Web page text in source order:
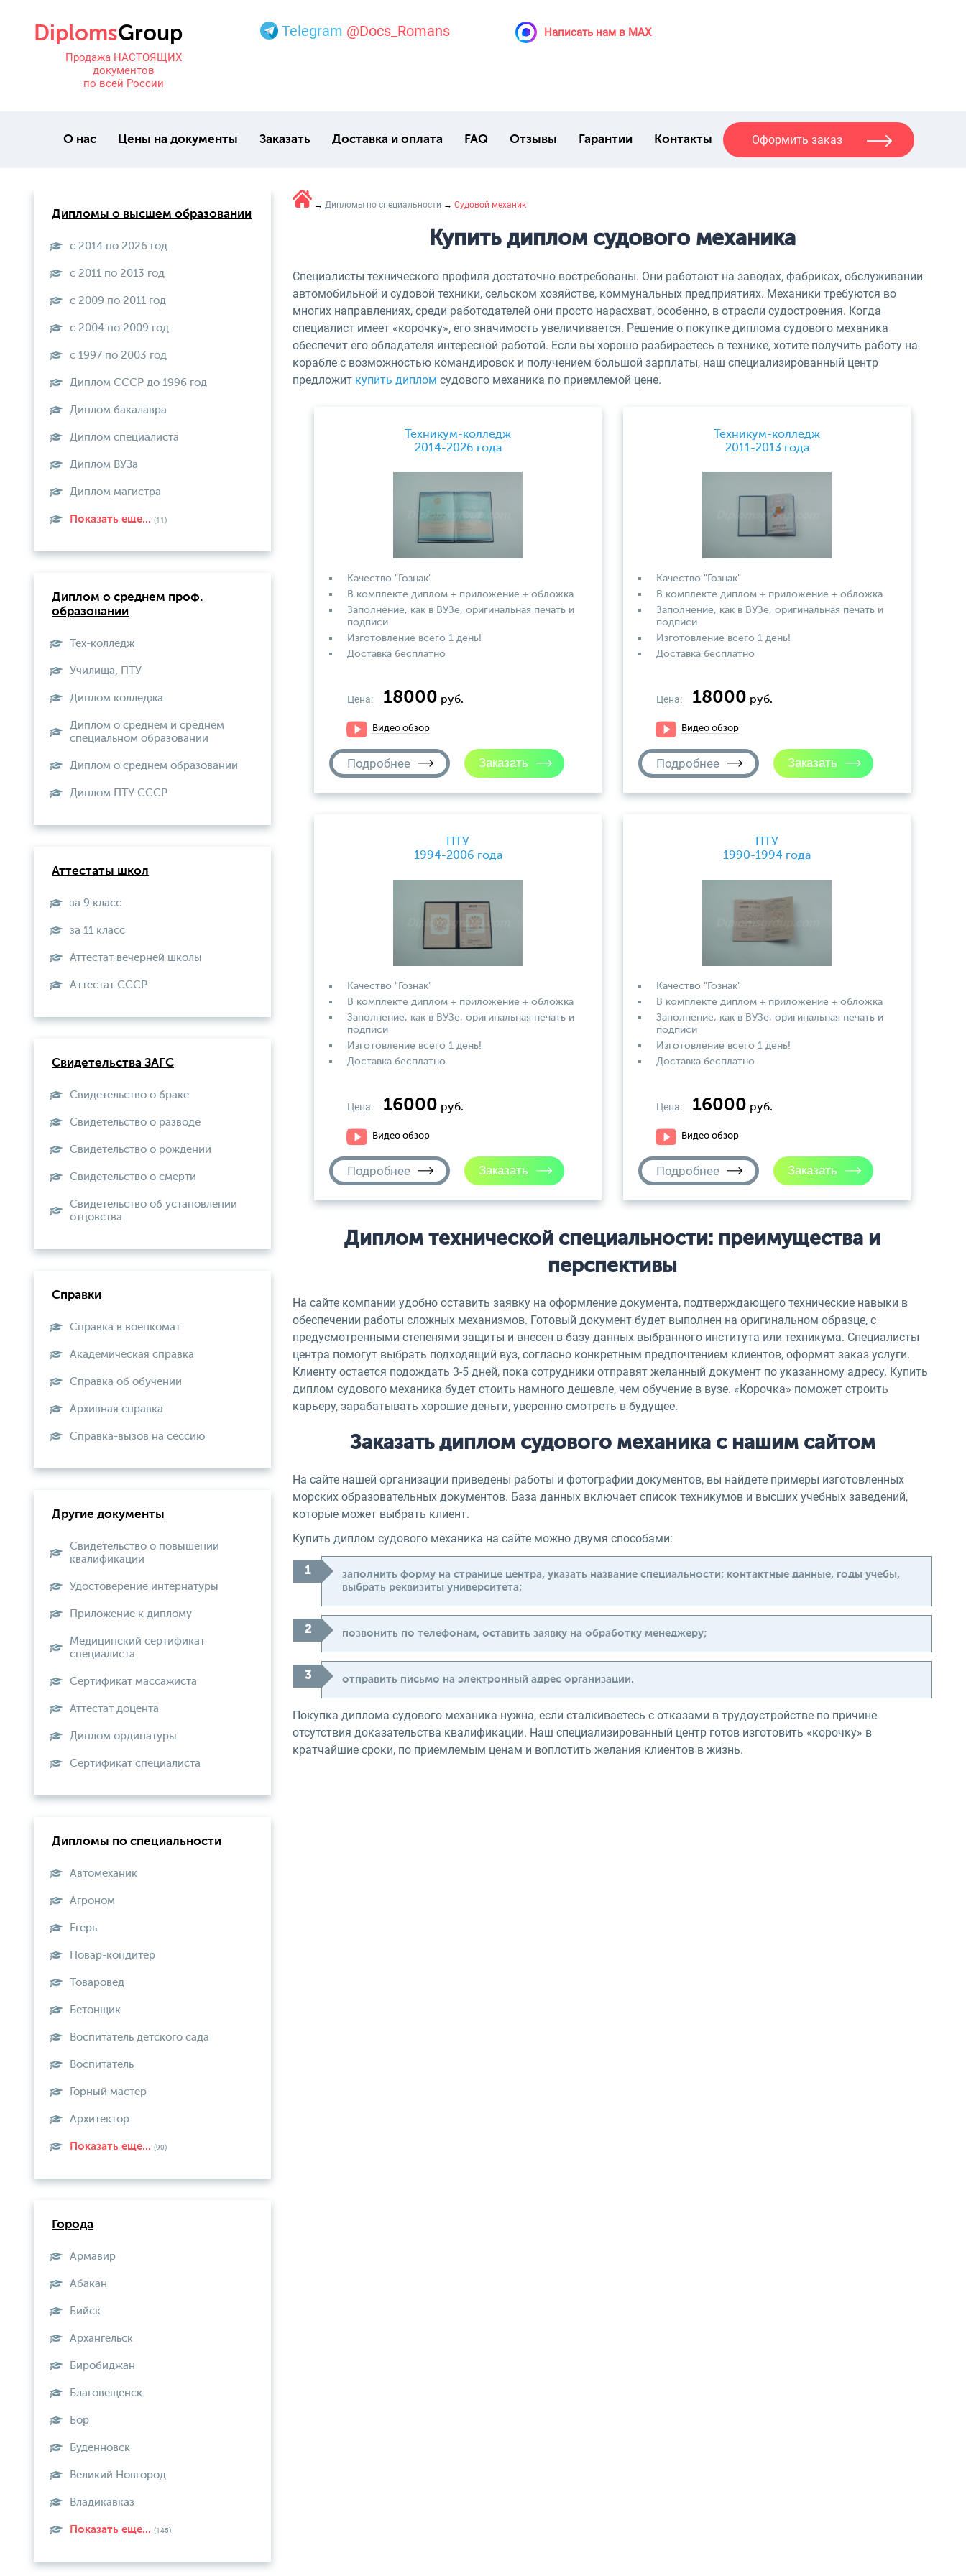
Продажа НАСТОЯЩИХ
документов
по всей России
Telegram @Docs_Romans Написать нам в MAX
О нас Цены на документы Заказать Доставка и оплата FAQ Отзывы Гарантии Контакты Оформить заказ
→ Дипломы по специальности → Судовой механик
Купить диплом судового механика
Специалисты технического профиля достаточно востребованы. Они работают на заводах, фабриках, обслуживании
автомобильной и судовой техники, сельском хозяйстве, коммунальных предприятиях. Механики требуются во
многих направлениях, среди работодателей они просто нарасхват, особенно, в отрасли судостроения. Когда
специалист имеет «корочку», его значимость увеличивается. Решение о покупке диплома судового механика
обеспечит его обладателя интересной работой. Если вы хорошо разбираетесь в технике, хотите получить работу на
корабле с возможностью командировок и получением большой зарплаты, наш специализированный центр
предложит купить диплом судового механика по приемлемой цене.
Техникум-колледж
2014-2026 года
Качество "Гознак"
В комплекте диплом + приложение + обложка
Заполнение, как в ВУЗе, оригинальная печать и
подписи
Изготовление всего 1 день!
Доставка бесплатно
Цена: 18000 руб.
Видео обзор
Подробнее
Техникум-колледж
2011-2013 года
Качество "Гознак"
В комплекте диплом + приложение + обложка
Заполнение, как в ВУЗе, оригинальная печать и
подписи
Изготовление всего 1 день!
Доставка бесплатно
Цена: 18000 руб.
Видео обзор
Подробнее
ПТУ
1994-2006 года
Качество "Гознак"
В комплекте диплом + приложение + обложка
Заполнение, как в ВУЗе, оригинальная печать и
подписи
Изготовление всего 1 день!
Доставка бесплатно
Цена: 16000 руб.
Видео обзор
Подробнее
ПТУ
1990-1994 года
Качество "Гознак"
В комплекте диплом + приложение + обложка
Заполнение, как в ВУЗе, оригинальная печать и
подписи
Изготовление всего 1 день!
Доставка бесплатно
Цена: 16000 руб.
Видео обзор
Подробнее
Диплом технической специальности: преимущества и
перспективы
На сайте компании удобно оставить заявку на оформление документа, подтверждающего технические навыки в
обеспечении работы сложных механизмов. Готовый документ будет выполнен на оригинальном образце, с
предусмотренными степенями защиты и внесен в базу данных выбранного института или техникума. Специалисты
центра помогут выбрать подходящий вуз, согласно конкретным предпочтением клиентов, оформят заказ услуги.
Клиенту остается подождать 3-5 дней, пока сотрудники отправят желанный документ по указанному адресу. Купить
диплом судового механика будет стоить намного дешевле, чем обучение в вузе. «Корочка» поможет строить
карьеру, зарабатывать хорошие деньги, уверенно смотреть в будущее.
Заказать диплом судового механика с нашим сайтом
На сайте нашей организации приведены работы и фотографии документов, вы найдете примеры изготовленных
морских образовательных документов. База данных включает список техникумов и высших учебных заведений,
которые может выбрать клиент.
Купить диплом судового механика на сайте можно двумя способами:
заполнить форму на странице центра, указать название специальности; контактные данные, годы учебы,
выбрать реквизиты университета;
позвонить по телефонам, оставить заявку на обработку менеджеру;
отправить письмо на электронный адрес организации.
Покупка диплома судового механика нужна, если сталкиваетесь с отказами в трудоустройстве по причине
отсутствия доказательства квалификации. Наш специализированный центр готов изготовить «корочку» в
кратчайшие сроки, по приемлемым ценам и воплотить желания клиентов в жизнь.
Дипломы о высшем образовании
с 2014 по 2026 год
с 2011 по 2013 год
с 2009 по 2011 год
с 2004 по 2009 год
с 1997 по 2003 год
Диплом СССР до 1996 год
Диплом бакалавра
Диплом специалиста
Диплом ВУЗа
Диплом магистра
Показать еще... (11)
Диплом о среднем проф.
образовании
Тех-колледж
Училища, ПТУ
Диплом колледжа
Диплом о среднем и среднем
специальном образовании
Диплом о среднем образовании
Диплом ПТУ СССР
Аттестаты школ
за 9 класс
за 11 класс
Аттестат вечерней школы
Aттестат СССР
Свидетельства ЗАГС
Свидетельство о браке
Свидетельство о разводе
Свидетельство о рождении
Свидетельство о смерти
Свидетельство об установлении
отцовства
Справки
Справка в военкомат
Академическая справка
Справка об обучении
Архивная справка
Справка-вызов на сессию
Другие документы
Свидетельство о повышении
квалификации
Удостоверение интернатуры
Приложение к диплому
Медицинский сертификат
специалиста
Сертификат массажиста
Аттестат доцента
Диплом ординатуры
Сертификат специалиста
Дипломы по специальности
Автомеханик
Агроном
Егерь
Повар-кондитер
Товаровед
Бетонщик
Воспитатель детского сада
Воспитатель
Горный мастер
Архитектор
Показать еще... (90)
Города
Армавир
Абакан
Бийск
Архангельск
Биробиджан
Благовещенск
Бор
Буденновск
Великий Новгород
Владикавказ
Показать еще... (145)